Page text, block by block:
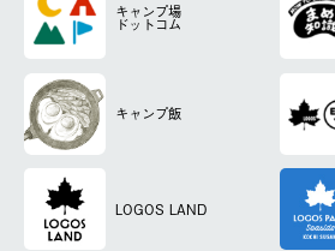
キャンプ場
ドットコム
キャンプ飯
LOGOS LAND